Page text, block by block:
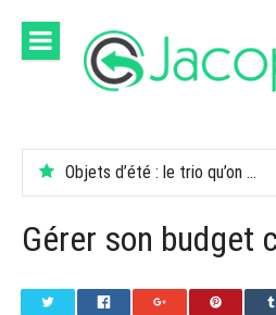
contenu
Objets d’été : le trio qu’on garde dans son sac
Gérer son budget